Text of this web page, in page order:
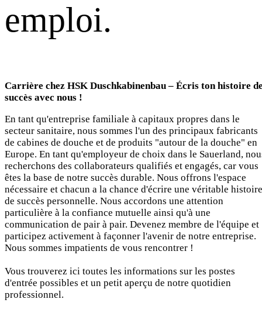
emploi.
Carrière chez HSK Duschkabinenbau – Écris ton histoire
succès avec nous !
En tant qu'entreprise familiale à capitaux propres dans le
secteur sanitaire, nous sommes l'un des principaux fabricants
de cabines de douche et de produits "autour de la douche" en
Europe. En tant qu'employeur de choix dans le Sauerland,
recherchons des collaborateurs qualifiés et engagés, car vous
êtes la base de notre succès durable. Nous offrons l'espace
nécessaire et chacun a la chance d'écrire une véritable histoire
de succès personnelle. Nous accordons une attention
particulière à la confiance mutuelle ainsi qu'à une
communication de pair à pair. Devenez membre de l'équipe et
participez activement à façonner l'avenir de notre entreprise.
Nous sommes impatients de vous rencontrer !
Vous trouverez ici toutes les informations sur les postes
d'entrée possibles et un petit aperçu de notre quotidien
professionnel.